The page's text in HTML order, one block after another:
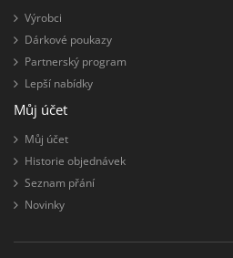
Výrobci
Dárkové poukazy
Partnerský program
Lepší nabídky
Můj účet
Můj účet
Historie objednávek
Seznam přání
Novinky